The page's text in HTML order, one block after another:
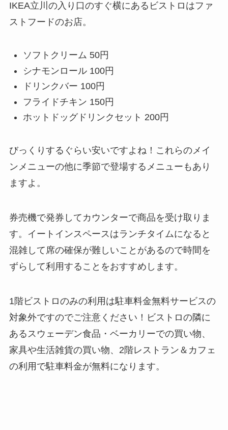
IKEA立川の入り口のすぐ横にあるビストロはファ
ストフードのお店。
ソフトクリーム 50円
シナモンロール 100円
ドリンクバー 100円
フライドチキン 150円
ホットドッグドリンクセット 200円
びっくりするぐらい安いですよね！これらのメイ
ンメニューの他に季節で登場するメニューもあり
ますよ。
券売機で発券してカウンターで商品を受け取りま
す。イートインスペースはランチタイムになると
混雑して席の確保が難しいことがあるので時間を
ずらして利用することをおすすめします。
1階ビストロのみの利用は駐車料金無料サービスの
対象外ですのでご注意ください！ビストロの隣に
あるスウェーデン食品・ベーカリーでの買い物、
家具や生活雑貨の買い物、2階レストラン＆カフェ
の利用で駐車料金が無料になります。